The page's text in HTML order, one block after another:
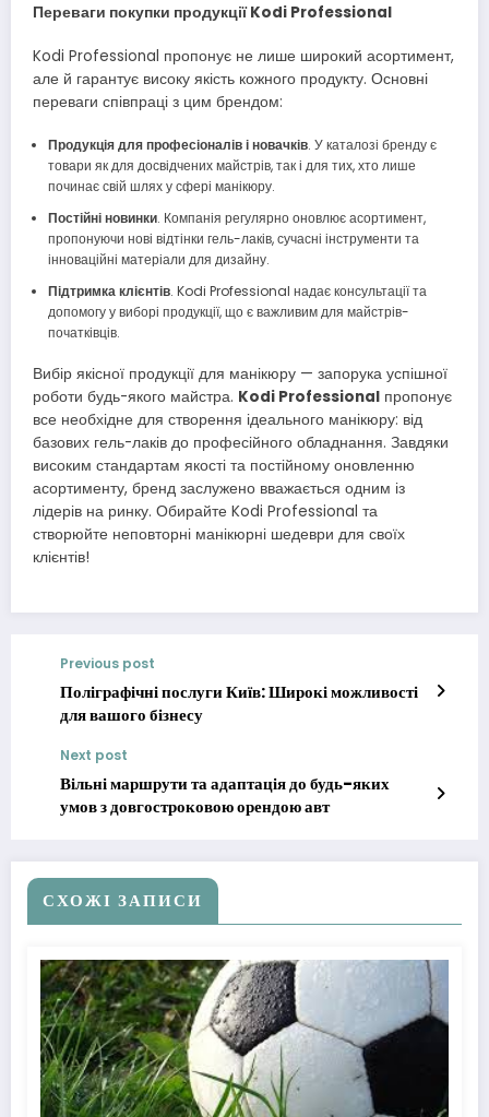
Переваги покупки продукції Kodi Professional
Kodi Professional пропонує не лише широкий асортимент,
але й гарантує високу якість кожного продукту. Основні
переваги співпраці з цим брендом:
Продукція для професіоналів і новачків. У каталозі бренду є
товари як для досвідчених майстрів, так і для тих, хто лише
починає свій шлях у сфері манікюру.
Постійні новинки. Компанія регулярно оновлює асортимент,
пропонуючи нові відтінки гель-лаків, сучасні інструменти та
інноваційні матеріали для дизайну.
Підтримка клієнтів. Kodi Professional надає консультації та
допомогу у виборі продукції, що є важливим для майстрів-
початківців.
Вибір якісної продукції для манікюру — запорука успішної
роботи будь-якого майстра. Kodi Professional пропонує
все необхідне для створення ідеального манікюру: від
базових гель-лаків до професійного обладнання. Завдяки
високим стандартам якості та постійному оновленню
асортименту, бренд заслужено вважається одним із
лідерів на ринку. Обирайте Kodi Professional та
створюйте неповторні манікюрні шедеври для своїх
клієнтів!
Previous post
Поліграфічні послуги Київ: Широкі можливості
для вашого бізнесу
Next post
Вільні маршрути та адаптація до будь-яких
умов з довгостроковою орендою авт
СХОЖІ ЗАПИСИ